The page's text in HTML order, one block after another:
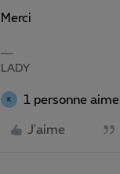
Merci
LADY
K 1 personne aime
J'aime